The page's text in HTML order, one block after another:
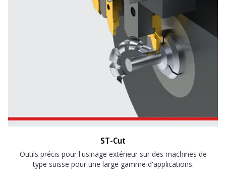
ST-Cut
Outils précis pour l'usinage extérieur sur des machines de
type suisse pour une large gamme d'applications.